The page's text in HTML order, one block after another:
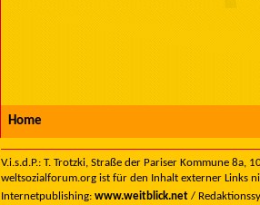
Home
V.i.s.d.P.: T. Trotzki, Straße der Pariser Kommune
weltsozialforum.org ist für den Inhalt externer Links
Internetpublishing: www.weitblick.net /